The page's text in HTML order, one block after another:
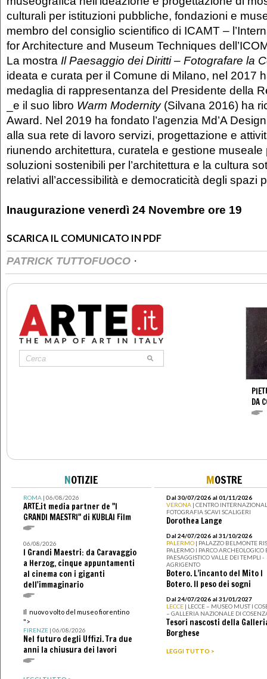
culturali per istituzioni pubbliche, fondazioni e
membro del consiglio scientifico di ICAMT –
for Architecture and Museum Techniques
La mostra Il Paesaggio dei Diritti– Fotografare la
ideata e curata per il Comune di Milano, nel 2017
medaglia di rappresentanza del Presidente della
_e il suo libro Warm Modernity(Silvana 2016) ha
Award. Nel 2019 ha fondato l’agenzia Md’A
alla sua rete di lavoro servizi, progettazione e
riunendo architettura, curatela e gestione museale
soluzioni sostenibili per l’architettura e la cultura
relativi all’accessibilità e democraticità degli spazi
Inaugurazione venerdì 24 Novembre ore 19
SCARICA IL COMUNICATO IN PDF
PATRICK TUTTOFUOCO ·
DA
NOTIZIE
ROMA| 06/08/2026
ARTE.it media partner de "I
GRANDI MAESTRI" di KUBLAI Film
06/08/2026
I Grandi Maestri: da Caravaggio
a Herzog, cinque appuntamenti
al cinema con i giganti
dell'immaginario
Il nuovo volto del museo fiorentino
">
FIRENZE| 06/08/2026
Nel futuro degli Uffizi. Tra due
anni la chiusura dei lavori
MOSTRE
Dal 30/07/2026 al 01/11/2026
VERONA | CENTRO
FOTOGRAFIA SCAVI SCALIGERI
Dorothea Lange
Dal 24/07/2026 al 31/10/2026
PALERMO | PALAZZO BELMONTE
PALERMO I PARCO ARCHEOLOGICO
PAESAGGISTICO VALLE DEI TEMPLI -
AGRIGENTO
Botero. L’incanto del Mito I
Botero. Il peso dei sogni
Dal 24/07/2026 al 31/01/2027
LECCE | LECCE – MUSEO MUST I
– GALLERIA NAZIONALE DI
Tesori nascosti della
Borghese
LEGGI TUTTO >